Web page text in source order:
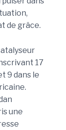
de grâce.
17
9 dans le
une